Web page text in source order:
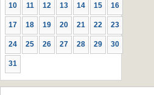
10 11 12 13 14 15 16
17 18 19 20 21 22 23
24 25 26 27 28 29 30
31